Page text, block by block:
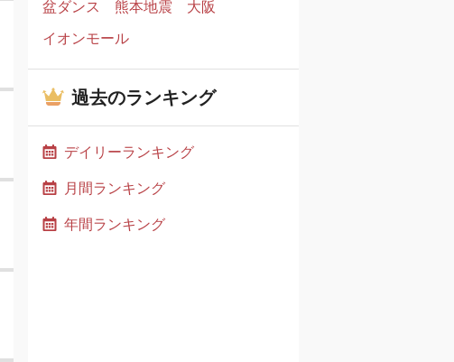
盆ダンス
熊本地震
大阪
イオンモール
過去のランキング
デイリーランキング
月間ランキング
年間ランキング